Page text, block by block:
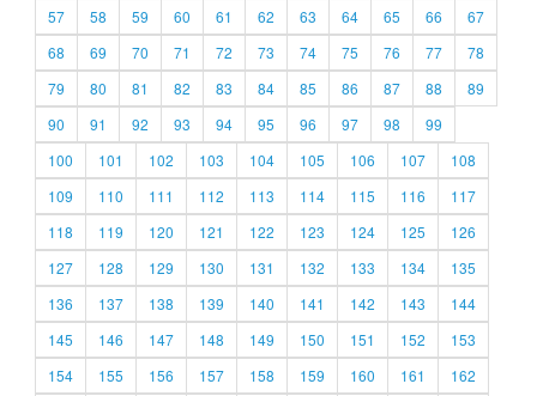
57
58 59 60 61 62 63 64 65 66
67
68
69 70 71 72 73 74 75 76 77
78
79
80 81 82 83 84 85 86 87 88
89
90
91 92 93 94 95 96 97 98
99
100
101 102 103 104 105 106 107
108
109
110 111 112 113 114 115 116
117
118
119 120 121 122 123 124 125
126
127
128 129 130 131 132 133 134
135
136
137 138 139 140 141 142 143
144
145
146 147 148 149 150 151 152
153
154
155 156 157 158 159 160 161
162